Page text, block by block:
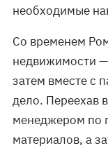
необходимые
Со временем
недвижимости —
затем вместе с
дело. Переехав
менеджером по
материалов, а